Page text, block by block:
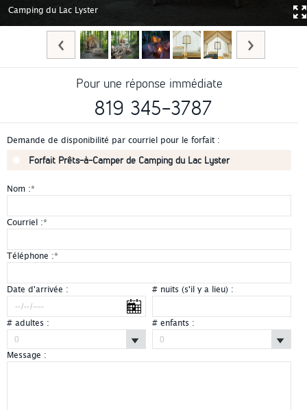
Camping du Lac Lyster
Pour une réponse immédiate
819 345-3787
Demande de disponibilité par courriel pour le forfait :
Forfait Prêts-à-Camper de Camping du Lac Lyster
Nom :*
Courriel :*
Téléphone :*
Date d'arrivée : # nuits (s'il y a lieu) :
# adultes : # enfants :
Message :